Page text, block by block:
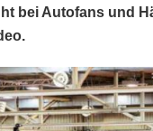
bei Autofans und